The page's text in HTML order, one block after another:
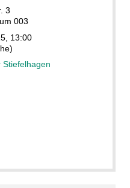
3
003
13:00
Stiefelhagen